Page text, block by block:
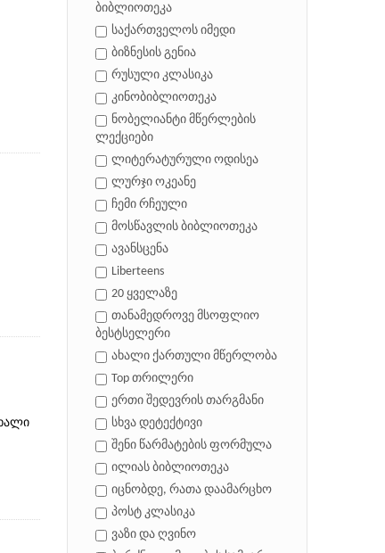
ბიბლიოთეკა
საქართველოს იმედი
ბიზნესის გენია
რუსული კლასიკა
კინობიბლიოთეკა
ნობელიანტი მწერლების
ლექციები
ლიტერატურული ოდისეა
ლურჯი ოკეანე
ჩემი რჩეული
მოსწავლის ბიბლიოთეკა
ავანსცენა
Liberteens
20 ყველაზე
თანამედროვე მსოფლიო
ბესტსელერი
ახალი ქართული მწერლობა
Top თრილერი
ერთი შედევრის თარგმანი
სხვა დეტექტივი
შენი წარმატების ფორმულა
ილიას ბიბლიოთეკა
იცნობდე, რათა დაამარცხო
პოსტ კლასიკა
ვაზი და ღვინო